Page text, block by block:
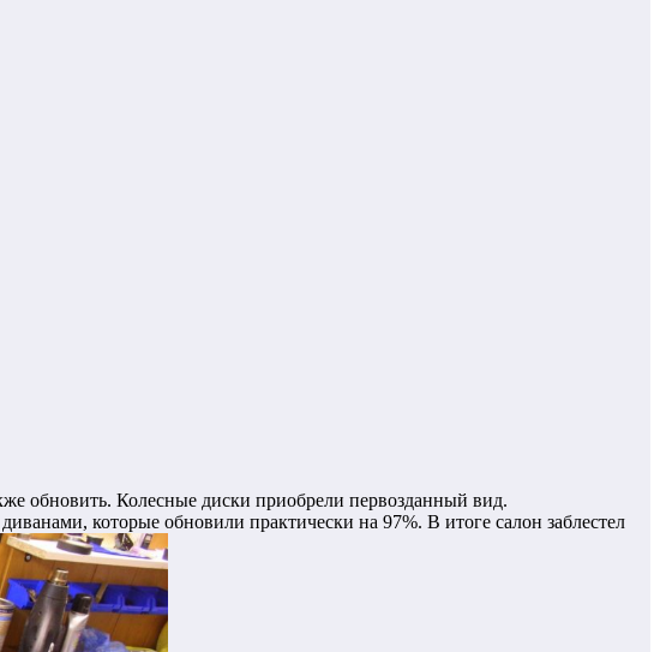
обновить. Колесные диски приобрели первозданный вид.
которые обновили практически на 97%. В итоге салон заблестел